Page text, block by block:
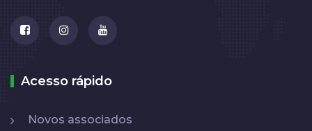
Acesso rápido
Novos associados